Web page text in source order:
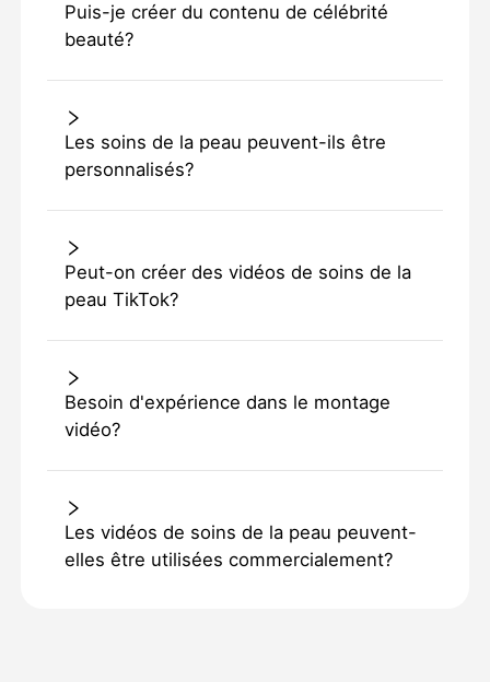
Puis-je créer du contenu de célébrité
beauté?
Les soins de la peau peuvent-ils être
personnalisés?
Peut-on créer des vidéos de soins de la
peau TikTok?
Besoin d'expérience dans le montage
vidéo?
Les vidéos de soins de la peau peuvent-
elles être utilisées commercialement?